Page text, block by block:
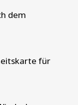
dem
für